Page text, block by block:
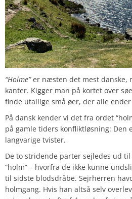
“Holme”er næsten det mest danske,
kanter. Kigger man på kortet over
finde utallige små øer, der alle ender
På dansk kender vi det fra ordet
på gamle tiders konfliktløsning: Den
langvarige tvister.
De to stridende parter sejledes ud
“holm” – hvorfra de ikke kunne
til sidste blodsdråbe. Sejrherren
holmgang. Hvis han altså selv